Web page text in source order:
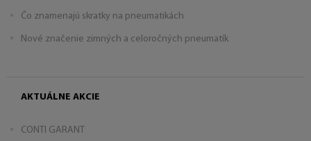
Čo znamenajú skratky na pneumatikách
Nové značenie zimných a celoročných pneumatík
AKTUÁLNE AKCIE
CONTI GARANT